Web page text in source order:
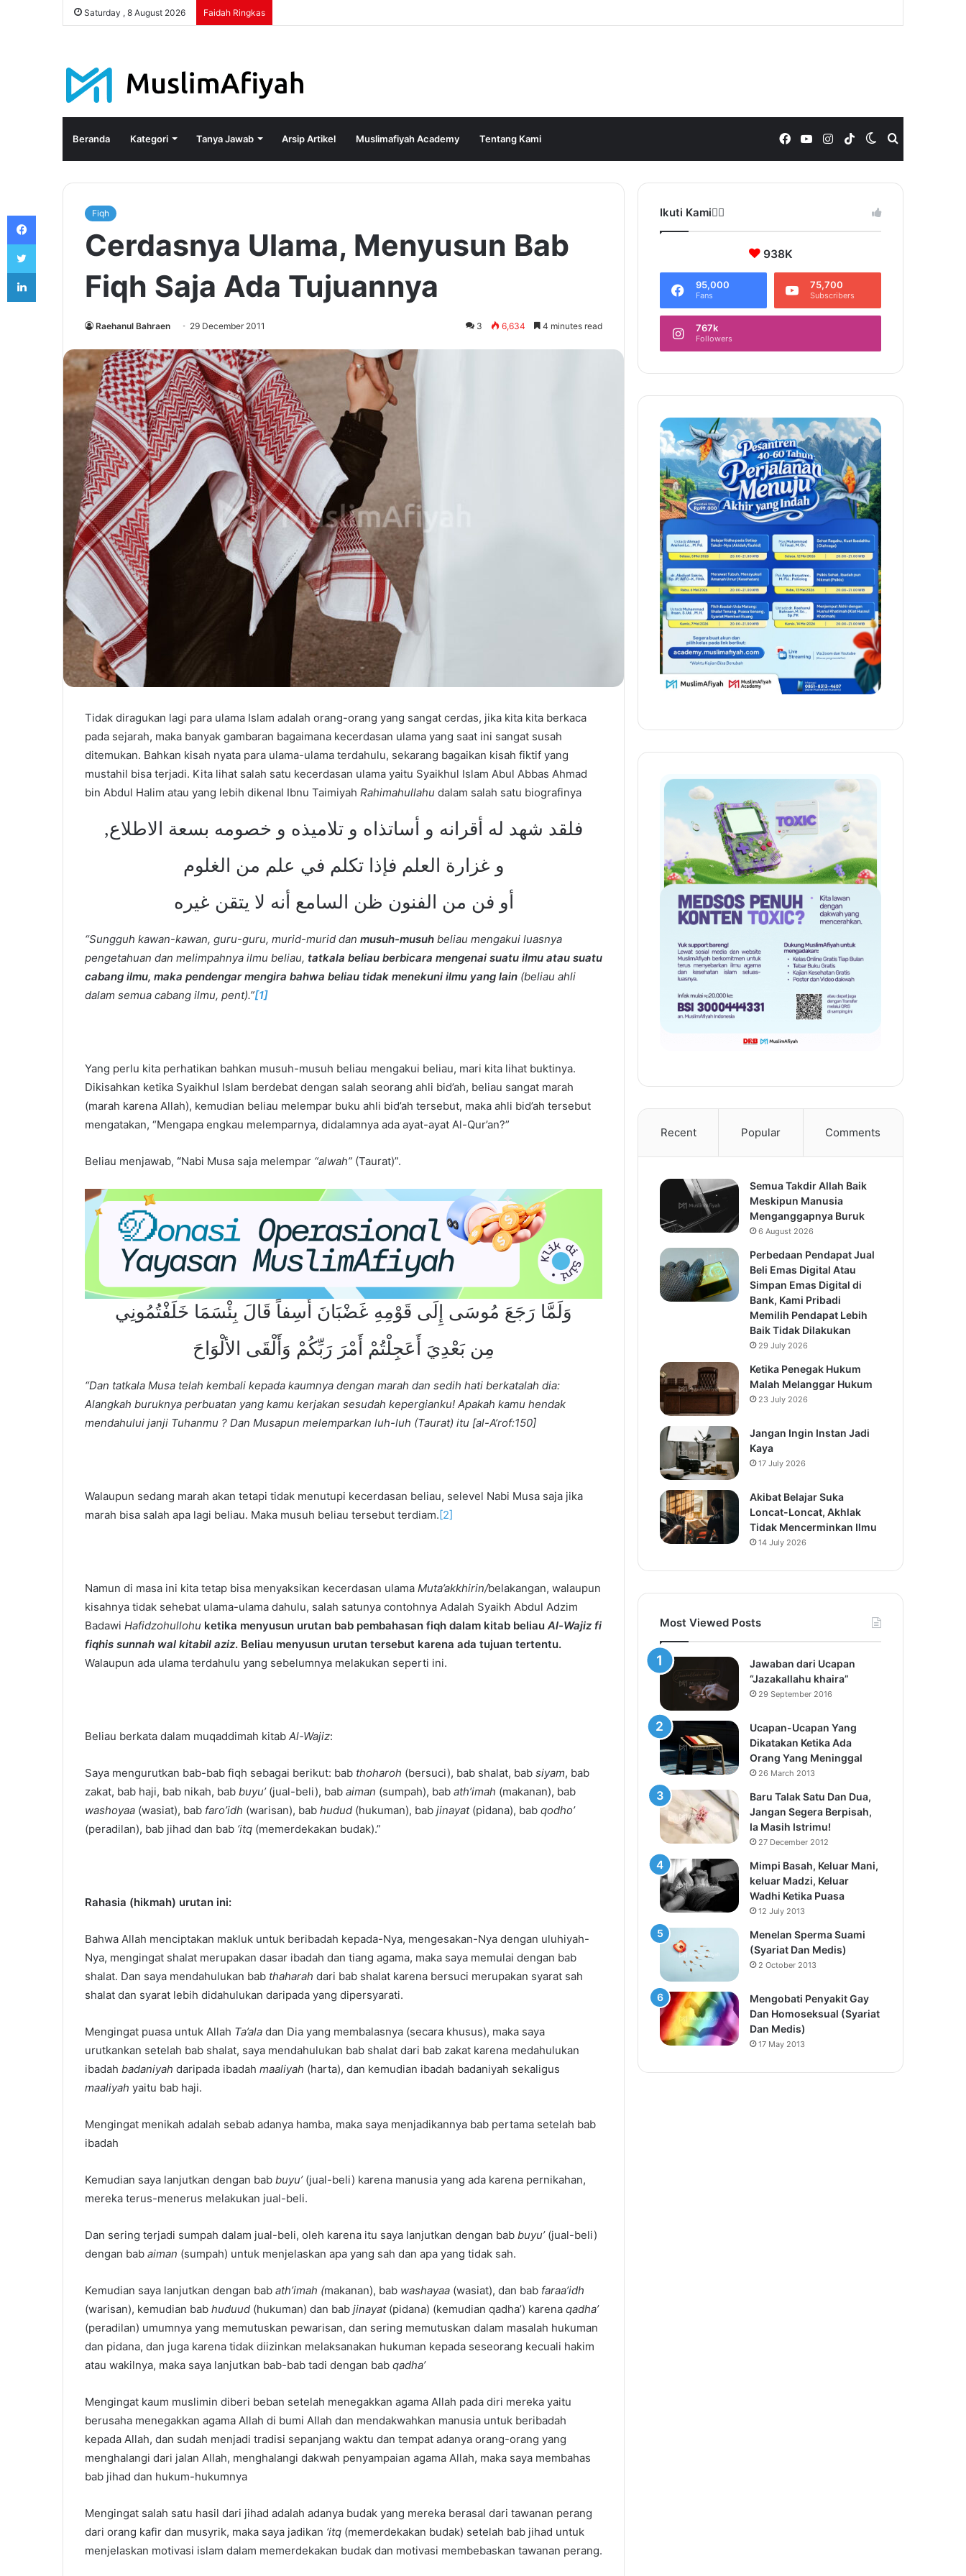
Saturday , 8 August 2026 Faidah Ringkas
Beranda Kategori Tanya Jawab Arsip Artikel Muslimafiyah Academy Tentang Kami Switch
skin
TikTok
Instagram
YouTube
Facebook
Fiqh
Cerdasnya Ulama, Menyusun Bab
Fiqh Saja Ada Tujuannya
Raehanul Bahraen 29 December 2011 3 6,634 4 minutes read
Tidak diragukan lagi para ulama Islam adalah orang-orang yang sangat cerdas, jika kita kita berkaca
pada sejarah, maka banyak gambaran bagaimana kecerdasan ulama yang saat ini sangat susah
ditemukan. Bahkan kisah nyata para ulama-ulama terdahulu, sekarang bagaikan kisah fiktif yang
mustahil bisa terjadi. Kita lihat salah satu kecerdasan ulama yaitu Syaikhul Islam Abul Abbas Ahmad
bin Abdul Halim atau yang lebih dikenal Ibnu Taimiyah Rahimahullahu dalam salah satu biografinya
فلقد شهد له أقرانه و أساتذاه و تلاميذه و خصومه بسعة الاطلاع,
و غزارة العلم فإذا تكلم في علم من الغلوم
أو فن من الفنون ظن السامع أنه لا يتقن غيره
“Sungguh kawan-kawan, guru-guru, murid-murid dan musuh-musuh beliau mengakui luasnya
pengetahuan dan melimpahnya ilmu beliau, tatkala beliau berbicara mengenai suatu ilmu atau suatu
cabang ilmu, maka pendengar mengira bahwa beliau tidak menekuni ilmu yang lain (beliau ahli
dalam semua cabang ilmu, pent).”[1]
Yang perlu kita perhatikan bahkan musuh-musuh beliau mengakui beliau, mari kita lihat buktinya.
Dikisahkan ketika Syaikhul Islam berdebat dengan salah seorang ahli bid’ah, beliau sangat marah
(marah karena Allah), kemudian beliau melempar buku ahli bid’ah tersebut, maka ahli bid’ah tersebut
mengatakan, “Mengapa engkau melemparnya, didalamnya ada ayat-ayat Al-Qur’an?”
Beliau menjawab, “Nabi Musa saja melempar “alwah” (Taurat)”.
وَلَمَّا رَجَعَ مُوسَى إِلَى قَوْمِهِ غَضْبَانَ أَسِفاً قَالَ بِئْسَمَا خَلَفْتُمُونِي
مِن بَعْدِيَ أَعَجِلْتُمْ أَمْرَ رَبِّكُمْ وَأَلْقَى الألْوَاحَ
“Dan tatkala Musa telah kembali kepada kaumnya dengan marah dan sedih hati berkatalah dia:
Alangkah buruknya perbuatan yang kamu kerjakan sesudah kepergianku! Apakah kamu hendak
mendahului janji Tuhanmu ? Dan Musapun melemparkan luh-luh (Taurat) itu [al-A’rof:150]
Walaupun sedang marah akan tetapi tidak menutupi kecerdasan beliau, selevel Nabi Musa saja jika
marah bisa salah apa lagi beliau. Maka musuh beliau tersebut terdiam. [2]
Namun di masa ini kita tetap bisa menyaksikan kecerdasan ulama Muta’akkhirin/belakangan, walaupun
kisahnya tidak sehebat ulama-ulama dahulu, salah satunya contohnya Adalah Syaikh Abdul Adzim
Badawi Hafidzohullohu ketika menyusun urutan bab pembahasan fiqh dalam kitab beliau Al-Wajiz fi
fiqhis sunnah wal kitabil aziz. Beliau menyusun urutan tersebut karena ada tujuan tertentu.
Walaupun ada ulama terdahulu yang sebelumnya melakukan seperti ini.
Beliau berkata dalam muqaddimah kitab Al-Wajiz:
Saya mengurutkan bab-bab fiqh sebagai berikut: bab thoharoh (bersuci), bab shalat, bab siyam, bab
zakat, bab haji, bab nikah, bab buyu’(jual-beli), bab aiman (sumpah), bab ath’imah (makanan), bab
washoyaa (wasiat), bab faro’idh (warisan), bab hudud (hukuman), bab jinayat(pidana), bab qodho’
(peradilan), bab jihad dan bab ‘itq (memerdekakan budak).”
Rahasia (hikmah) urutan ini:
Bahwa Allah menciptakan makluk untuk beribadah kepada-Nya, mengesakan-Nya dengan uluhiyah-
Nya, mengingat shalat merupakan dasar ibadah dan tiang agama, maka saya memulai dengan bab
shalat. Dan saya mendahulukan bab thaharah dari bab shalat karena bersuci merupakan syarat sah
shalat dan syarat lebih didahulukan daripada yang dipersyarati.
Mengingat puasa untuk Allah Ta’ala dan Dia yang membalasnya (secara khusus), maka saya
urutkankan setelah bab shalat, saya mendahulukan bab shalat dari bab zakat karena medahulukan
ibadah badaniyah daripada ibadah maaliyah (harta), dan kemudian ibadah badaniyah sekaligus
maaliyah yaitu bab haji.
Mengingat menikah adalah sebab adanya hamba, maka saya menjadikannya bab pertama setelah bab
ibadah
Kemudian saya lanjutkan dengan bab buyu’ (jual-beli) karena manusia yang ada karena pernikahan,
mereka terus-menerus melakukan jual-beli.
Dan sering terjadi sumpah dalam jual-beli, oleh karena itu saya lanjutkan dengan bab buyu’ (jual-beli)
dengan bab aiman (sumpah) untuk menjelaskan apa yang sah dan apa yang tidak sah.
Kemudian saya lanjutkan dengan bab ath’imah (makanan), bab washayaa (wasiat), dan bab faraa’idh
(warisan), kemudian bab huduud (hukuman) dan bab jinayat(pidana) (kemudian qadha’) karena qadha’
(peradilan) umumnya yang memutuskan pewarisan, dan sering memutuskan dalam masalah hukuman
dan pidana, dan juga karena tidak diizinkan melaksanakan hukuman kepada seseorang kecuali hakim
atau wakilnya, maka saya lanjutkan bab-bab tadi dengan bab qadha’
Mengingat kaum muslimin diberi beban setelah menegakkan agama Allah pada diri mereka yaitu
berusaha menegakkan agama Allah di bumi Allah dan mendakwahkan manusia untuk beribadah
kepada Allah, dan sudah menjadi tradisi sepanjang waktu dan tempat adanya orang-orang yang
menghalangi dari jalan Allah, menghalangi dakwah penyampaian agama Allah, maka saya membahas
bab jihad dan hukum-hukumnya
Mengingat salah satu hasil dari jihad adalah adanya budak yang mereka berasal dari tawanan perang
dari orang kafir dan musyrik, maka saya jadikan ‘itq (memerdekakan budak) setelah bab jihad untuk
menjelaskan motivasi islam dalam memerdekakan budak dan motivasi membebaskan tawanan perang.
Ikuti Kami❤️‍🔥
938K
95,000
Fans
75,700
Subscribers
767k
Followers
Recent Popular Comments
Semua Takdir Allah Baik
Meskipun Manusia
Menganggapnya Buruk
6 August 2026
Perbedaan Pendapat Jual
Beli Emas Digital Atau
Simpan Emas Digital di
Bank, Kami Pribadi
Memilih Pendapat Lebih
Baik Tidak Dilakukan
29 July 2026
Ketika Penegak Hukum
Malah Melanggar Hukum
23 July 2026
Jangan Ingin Instan Jadi
Kaya
17 July 2026
Akibat Belajar Suka
Loncat-Loncat, Akhlak
Tidak Mencerminkan Ilmu
14 July 2026
Most Viewed Posts
Jawaban dari Ucapan
“Jazakallahu khaira”
29 September 2016
Ucapan-Ucapan Yang
Dikatakan Ketika Ada
Orang Yang Meninggal
26 March 2013
Baru Talak Satu Dan Dua,
Jangan Segera Berpisah,
Ia Masih Istrimu!
27 December 2012
Mimpi Basah, Keluar Mani,
keluar Madzi, Keluar
Wadhi Ketika Puasa
12 July 2013
Menelan Sperma Suami
(Syariat Dan Medis)
2 October 2013
Mengobati Penyakit Gay
Dan Homoseksual (Syariat
Dan Medis)
17 May 2013
Facebook
Twitter
LinkedIn